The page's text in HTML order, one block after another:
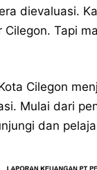
dievaluasi.
Cilegon. Tapi
Cilegon
Mulai dari
dan